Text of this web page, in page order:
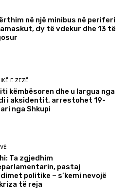
në një minibus në periferi
dy të vdekur dhe 13 të
E ZEZË
këmbësoren dhe u largua nga
i aksidentit, arrestohet 19-
nga Shkupi
Ta zgjedhim
pastaj
politike – s’kemi nevojë
të reja